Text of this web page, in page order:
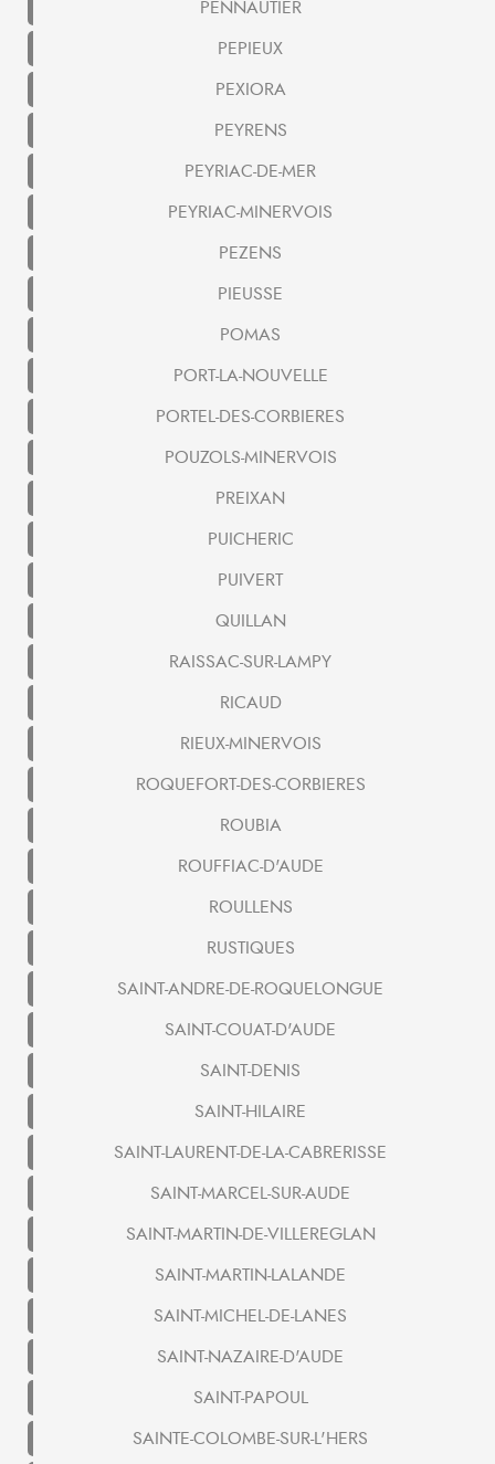
PENNAUTIER
PEPIEUX
PEXIORA
PEYRENS
PEYRIAC-DE-MER
PEYRIAC-MINERVOIS
PEZENS
PIEUSSE
POMAS
PORT-LA-NOUVELLE
PORTEL-DES-CORBIERES
POUZOLS-MINERVOIS
PREIXAN
PUICHERIC
PUIVERT
QUILLAN
RAISSAC-SUR-LAMPY
RICAUD
RIEUX-MINERVOIS
ROQUEFORT-DES-CORBIERES
ROUBIA
ROUFFIAC-D'AUDE
ROULLENS
RUSTIQUES
SAINT-ANDRE-DE-ROQUELONGUE
SAINT-COUAT-D'AUDE
SAINT-DENIS
SAINT-HILAIRE
SAINT-LAURENT-DE-LA-CABRERISSE
SAINT-MARCEL-SUR-AUDE
SAINT-MARTIN-DE-VILLEREGLAN
SAINT-MARTIN-LALANDE
SAINT-MICHEL-DE-LANES
SAINT-NAZAIRE-D'AUDE
SAINT-PAPOUL
SAINTE-COLOMBE-SUR-L'HERS